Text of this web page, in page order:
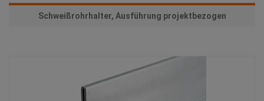
Schweißrohrhalter, Ausführung projektbezogen